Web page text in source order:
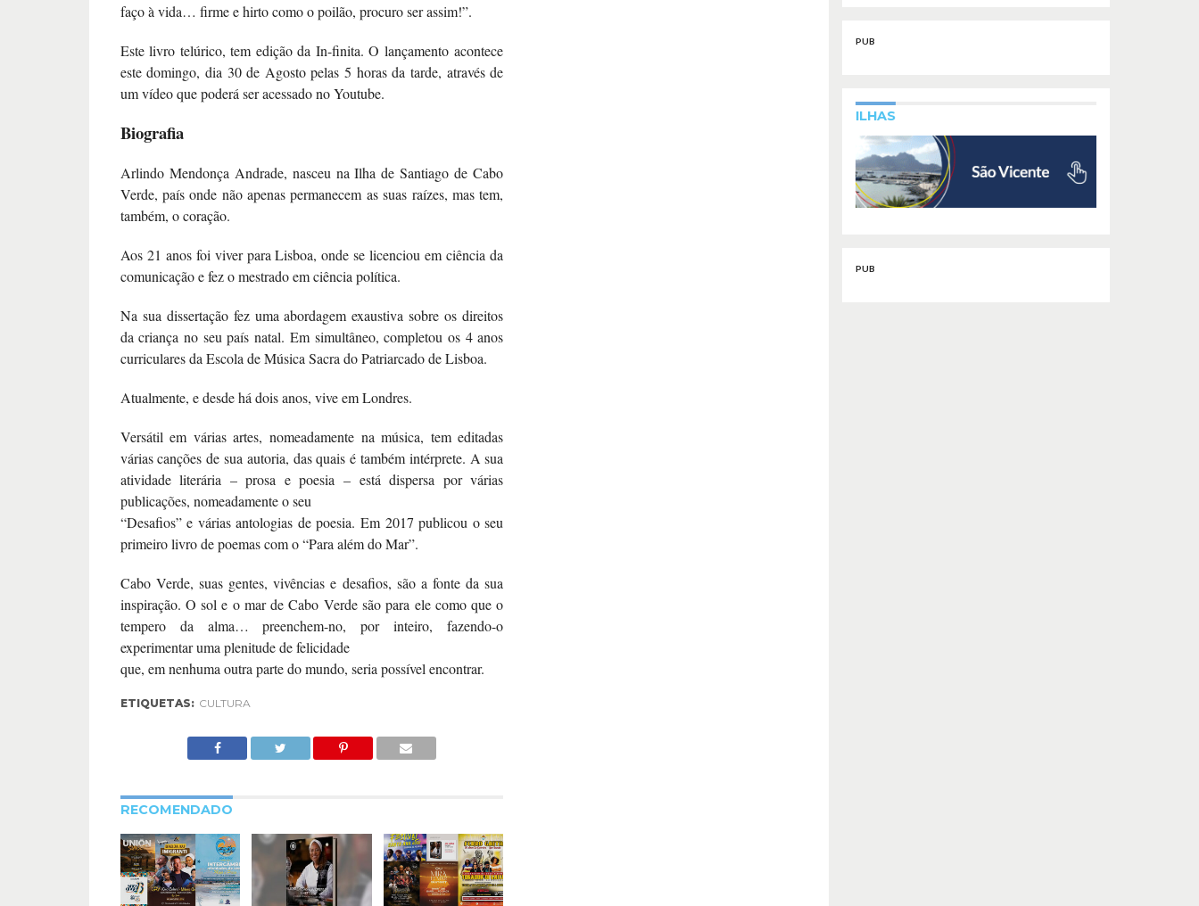
faço à vida… firme e hirto como o poilão, procuro ser assim!”.
Este livro telúrico, tem edição da In-finita. O lançamento acontece
este domingo, dia 30 de Agosto pelas 5 horas da tarde, através de
um vídeo que poderá ser acessado no Youtube.
Biografia
Arlindo Mendonça Andrade, nasceu na Ilha de Santiago de Cabo
Verde, país onde não apenas permanecem as suas raízes, mas tem,
também, o coração.
Aos 21 anos foi viver para Lisboa, onde se licenciou em ciência da
comunicação e fez o mestrado em ciência política.
Na sua dissertação fez uma abordagem exaustiva sobre os direitos
da criança no seu país natal. Em simultâneo, completou os 4 anos
curriculares da Escola de Música Sacra do Patriarcado de Lisboa.
Atualmente, e desde há dois anos, vive em Londres.
Versátil em várias artes, nomeadamente na música, tem editadas
várias canções de sua autoria, das quais é também intérprete. A sua
atividade literária – prosa e poesia – está dispersa por várias
publicações, nomeadamente o seu
“Desafios” e várias antologias de poesia. Em 2017 publicou o seu
primeiro livro de poemas com o “Para além do Mar”.
Cabo Verde, suas gentes, vivências e desafios, são a fonte da sua
inspiração. O sol e o mar de Cabo Verde são para ele como que o
tempero da alma… preenchem-no, por inteiro, fazendo-o
experimentar uma plenitude de felicidade
que, em nenhuma outra parte do mundo, seria possível encontrar.
ETIQUETAS: CULTURA
RECOMENDADO
PUB
ILHAS
PUB